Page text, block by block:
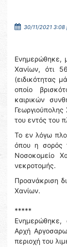
30/11/2021 3:08
Ενημερώθηκε,
Χανίων, ότι
(ειδικότητας
οποίο
καιρικών
Γεωργιούπολης
του εντός του
Το εν λόγω
όπου η σορός
Νοσοκομείο
νεκροτομής.
Προανάκριση
Χανίων.
*****
Ενημερώθηκε,
Αρχή
περιοχή του